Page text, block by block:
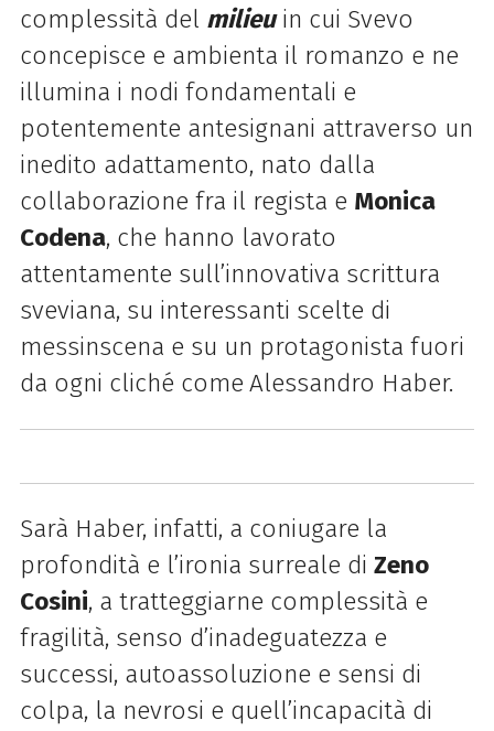
complessità del milieuin cui Svevo
concepisce e ambienta il romanzo e ne
illumina i nodi fondamentali e
potentemente antesignani attraverso un
inedito adattamento, nato dalla
collaborazione fra il regista e Monica
Codena, che hanno lavorato
attentamente sull’innovativa scrittura
sveviana, su interessanti scelte di
messinscena e su un protagonista fuori
da ogni cliché come Alessandro Haber.
Sarà Haber, infatti, a coniugare la
profondità e l’ironia surreale di Zeno
Cosini, a tratteggiarne complessità e
fragilità, senso d’inadeguatezza e
successi, autoassoluzione e sensi di
colpa, la nevrosi e quell’incapacità di